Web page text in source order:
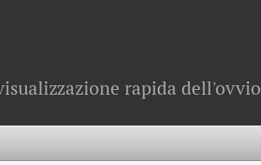
rapida dell'ovvio